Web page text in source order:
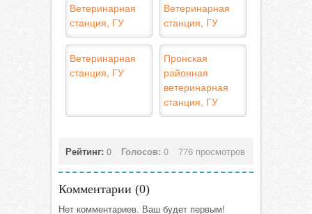
Ветеринарная
станция, ГУ
Ветеринарная
станция, ГУ
Ветеринарная
станция, ГУ
Пронская
районная
ветеринарная
станция, ГУ
Рейтинг: 0 Голосов: 0 776 просмотров
Комментарии (0)
Нет комментариев. Ваш будет первым!